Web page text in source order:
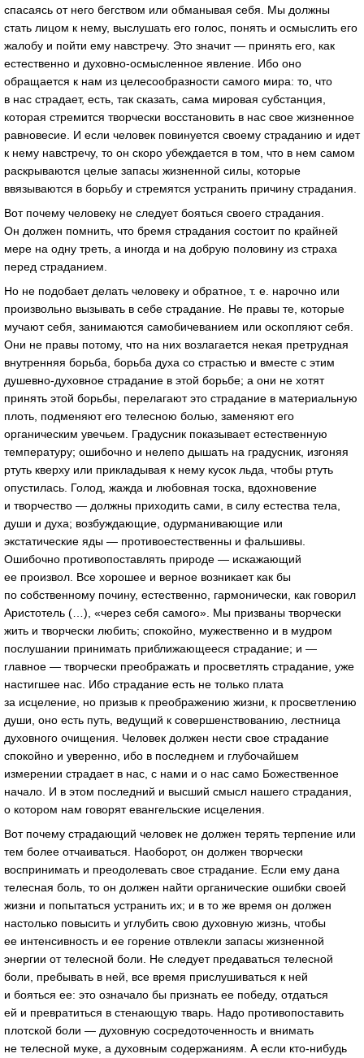
спасаясь от него бегством или обманывая себя. Мы должны
стать лицом к нему, выслушать его голос, понять и осмыслить его
жалобу и пойти ему навстречу. Это значит — принять его, как
естественно и духовно-осмысленное явление. Ибо оно
обращается к нам из целесообразности самого мира: то, что
в нас страдает, есть, так сказать, сама мировая субстанция,
которая стремится творчески восстановить в нас свое жизненное
равновесие. И если человек повинуется своему страданию и идет
к нему навстречу, то он скоро убеждается в том, что в нем самом
раскрываются целые запасы жизненной силы, которые
ввязываются в борьбу и стремятся устранить причину страдания.
Вот почему человеку не следует бояться своего страдания.
Он должен помнить, что бремя страдания состоит по крайней
мере на одну треть, а иногда и на добрую половину из страха
перед страданием.
Но не подобает делать человеку и обратное, т. е. нарочно или
произвольно вызывать в себе страдание. Не правы те, которые
мучают себя, занимаются самобичеванием или оскопляют себя.
Они не правы потому, что на них возлагается некая претрудная
внутренняя борьба, борьба духа со страстью и вместе с этим
душевно-духовное страдание в этой борьбе; а они не хотят
принять этой борьбы, перелагают это страдание в материальную
плоть, подменяют его телесною болью, заменяют его
органическим увечьем. Градусник показывает естественную
температуру; ошибочно и нелепо дышать на градусник, изгоняя
ртуть кверху или прикладывая к нему кусок льда, чтобы ртуть
опустилась. Голод, жажда и любовная тоска, вдохновение
и творчество — должны приходить сами, в силу естества тела,
души и духа; возбуждающие, одурманивающие или
экстатические яды — противоестественны и фальшивы.
Ошибочно противопоставлять природе — искажающий
ее произвол. Все хорошее и верное возникает как бы
по собственному почину, естественно, гармонически, как говорил
Аристотель (…), «через себя самого». Мы призваны творчески
жить и творчески любить; спокойно, мужественно и в мудром
послушании принимать приближающееся страдание; и —
главное — творчески преображать и просветлять страдание, уже
настигшее нас. Ибо страдание есть не только плата
за исцеление, но призыв к преображению жизни, к просветлению
души, оно есть путь, ведущий к совершенствованию, лестница
духовного очищения. Человек должен нести свое страдание
спокойно и уверенно, ибо в последнем и глубочайшем
измерении страдает в нас, с нами и о нас само Божественное
начало. И в этом последний и высший смысл нашего страдания,
о котором нам говорят евангельские исцеления.
Вот почему страдающий человек не должен терять терпение или
тем более отчаиваться. Наоборот, он должен творчески
воспринимать и преодолевать свое страдание. Если ему дана
телесная боль, то он должен найти органические ошибки своей
жизни и попытаться устранить их; и в то же время он должен
настолько повысить и углубить свою духовную жизнь, чтобы
ее интенсивность и ее горение отвлекли запасы жизненной
энергии от телесной боли. Не следует предаваться телесной
боли, пребывать в ней, все время прислушиваться к ней
и бояться ее: это означало бы признать ее победу, отдаться
ей и превратиться в стенающую тварь. Надо противопоставить
плотской боли — духовную сосредоточенность и внимать
не телесной муке, а духовным содержаниям. А если кто-нибудь